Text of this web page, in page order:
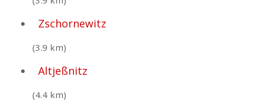
Zschornewitz
(3.9 km)
Altjeßnitz
(4.4 km)